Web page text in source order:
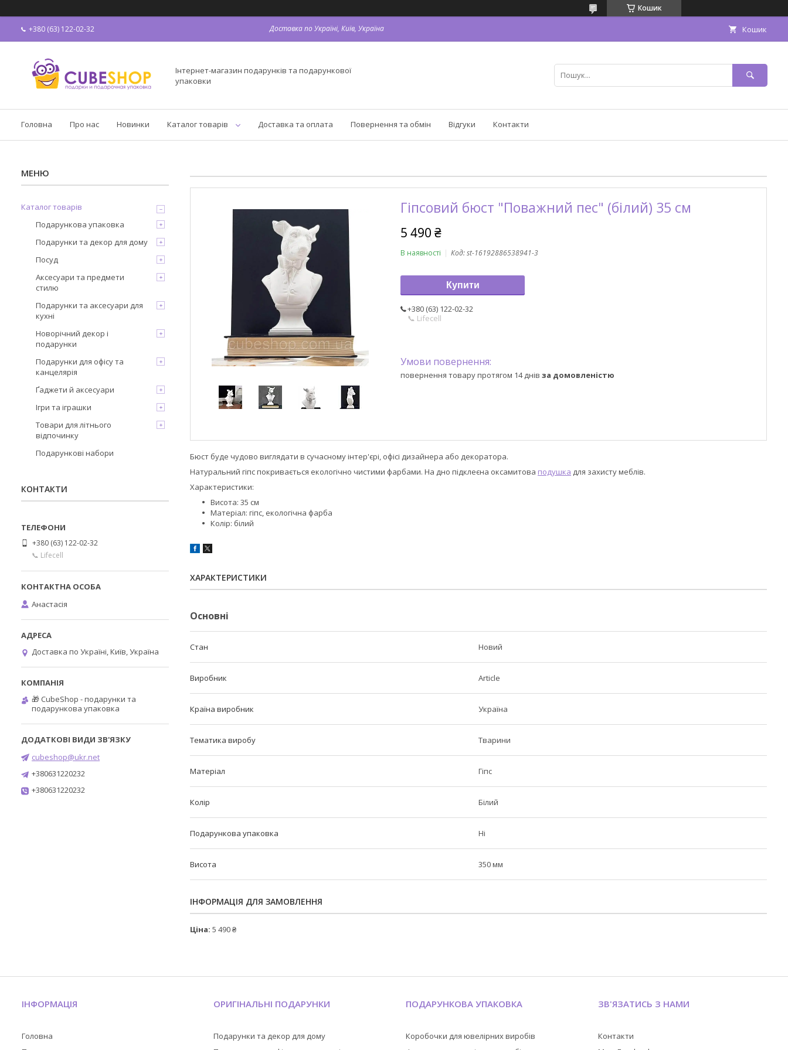
Кошик
+380 (63) 122-02-32 Доставка по Україні, Київ, Україна Кошик
Інтернет-магазин подарунків та подарункової
упаковки
Головна Про нас Новинки Каталог товарів Доставка та оплата Повернення та обмін Відгуки Контакти
Гіпсовий бюст "Поважний пес" (білий) 35 см
5 490 ₴
В наявності Код:st-16192886538941-3
Купити
+380 (63) 122-02-32
📞 Lifecell
повернення товару протягом 14 днів за домовленістю
Бюст буде чудово виглядати в сучасному інтер'єрі, офісі дизайнера або декоратора.
Натуральний гіпс покривається екологічно чистими фарбами. На дно підклеєна оксамитова подушка для захисту меблів.
Характеристики:
Висота: 35 см
Матеріал: гіпс, екологічна фарба
Колір: білий
ХАРАКТЕРИСТИКИ
Основні
Стан Новий
Виробник Article
Країна виробник Україна
Тематика виробу Тварини
Матеріал Гіпс
Колір Білий
Подарункова упаковка Ні
Висота 350 мм
ІНФОРМАЦІЯ ДЛЯ ЗАМОВЛЕННЯ
Ціна: 5 490 ₴
Каталог товарів
Подарункова упаковка
Подарунки та декор для дому
Посуд
Аксесуари та предмети
стилю
Подарунки та аксесуари для
кухні
Новорічний декор і
подарунки
Подарунки для офісу та
канцелярія
Ґаджети й аксесуари
Ігри та іграшки
Товари для літнього
відпочинку
Подарункові набори
КОНТАКТИ
+380 (63) 122-02-32
📞 Lifecell
Анастасія
Доставка по Україні, Київ, Україна
🎁 CubeShop - подарунки та
подарункова упаковка
cubeshop@ukr.net
+380631220232
+380631220232
ІНФОРМАЦІЯ
Головна
ОРИГІНАЛЬНІ ПОДАРУНКИ
Подарунки та декор для дому
ПОДАРУНКОВА УПАКОВКА
Коробочки для ювелірних виробів
ЗВ'ЯЗАТИСЬ З НАМИ
Контакти